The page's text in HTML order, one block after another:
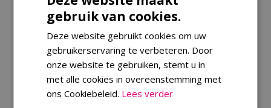
EAN code
Materiaal
Garantie
2 jaren
Type tuin accessoire
gebruik van cookies.
Deze website gebruikt cookies om uw
gebruikerservaring te verbeteren. Door
onze website te gebruiken, stemt u in
met alle cookies in overeenstemming met
ons Cookiebeleid. Lees verder